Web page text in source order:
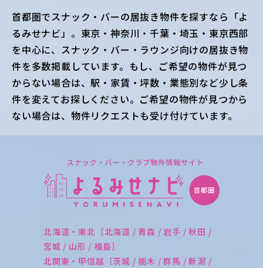
首都圏でスナック・バーの居抜き物件を探すなら「よ
るみせナビ」。 東京・神奈川・千葉・埼玉・東京西部
を中心に、スナック・バー・ラウンジ向けの居抜き物
件を多数掲載しています。もし、ご希望の物件が見つ
からない場合は、駅・家賃・坪数・業態別など少し条
件を変えてお探しください。ご希望の物件が見つから
ない場合は、物件リクエストも受け付けています。
北海道・東北［北海道 / 青森 / 岩手 / 秋田 /
宮城 / 山形 / 福島］
北関東・甲信越［茨城 / 栃木 / 群馬 / 新潟 /